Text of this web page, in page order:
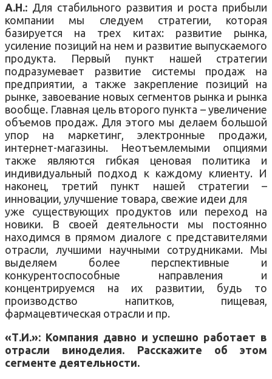
А.Н.: Для стабильного развития и роста прибыли
компании мы следуем стратегии, которая
базируется на трех китах: развитие рынка,
усиление позиций на нем и развитие выпускаемого
продукта. Первый пункт нашей стратегии
подразумевает развитие системы продаж на
предприятии, а также закрепление позиций на
рынке, завоевание новых сегментов рынка и рынка
вообще. Главная цель второго пункта – увеличение
объемов продаж. Для этого мы делаем большой
упор на маркетинг, электронные продажи,
интернет-магазины. Неотъемлемыми опциями
также являются гибкая ценовая политика и
индивидуальный подход к каждому клиенту. И
наконец, третий пункт нашей стратегии –
инновации, улучшение товара, свежие идеи для
уже существующих продуктов или переход на
новики. В своей деятельности мы постоянно
находимся в прямом диалоге с представителями
отрасли, лучшими научными сотрудниками. Мы
выделяем более перспективные и
конкурентоспособные направления и
концентрируемся на их развитии, будь то
производство напитков, пищевая,
фармацевтическая отрасли и пр.
«Т.И.»: Компания давно и успешно работает в
отрасли виноделия. Расскажите об этом
сегменте деятельности.